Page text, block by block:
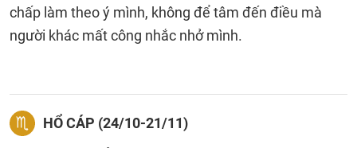
chấp làm theo ý mình, không để tâm đến điều mà
người khác mất công nhắc nhở mình.
HỔ CÁP (24/10-21/11)